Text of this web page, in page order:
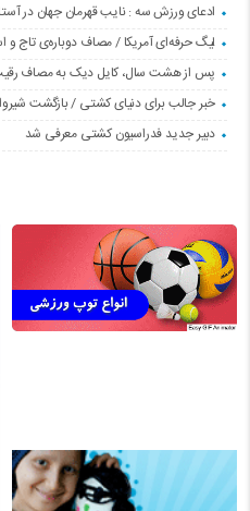
ادعای ورزش سه : نایب قهرمان جهان در
لیگ حرفه‌ای آمریکا / مصاف دوباره‌ی تاج و
پس از هشت سال، کایل دیک به مصاف
خبر جالب برای دنیای کشتی / بازگشت
دبیر جدید فدراسیون کشتی معرفی شد